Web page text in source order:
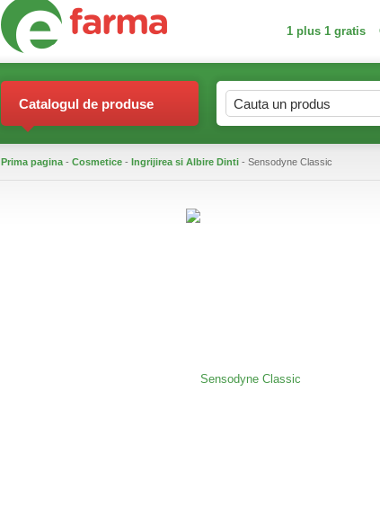
1 plus 1 gratis
Catalogul de produse
Prima pagina - Cosmetice - Ingrijirea si Albire Dinti - Sensodyne Classic